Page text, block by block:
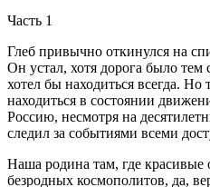
Часть 1
Глеб привычно откинулся на
Он устал, хотя дорога было тем
хотел бы находиться всегда.
находиться в состоянии
Россию, несмотря на десятилетн
следил за событиями всеми
Наша родина там, где красивые
безродных космополитов, да,